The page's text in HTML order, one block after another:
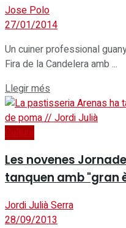
Jose Polo
27/01/2014
Un cuiner professional
Fira de la Candelera amb ...
Llegir més
Cultura
Les novenes
tanquen amb "gran
Jordi Julià Serra
28/09/2013